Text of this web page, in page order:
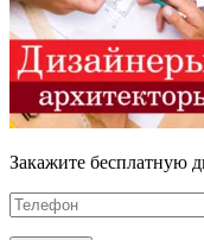
Закажите бесплатную